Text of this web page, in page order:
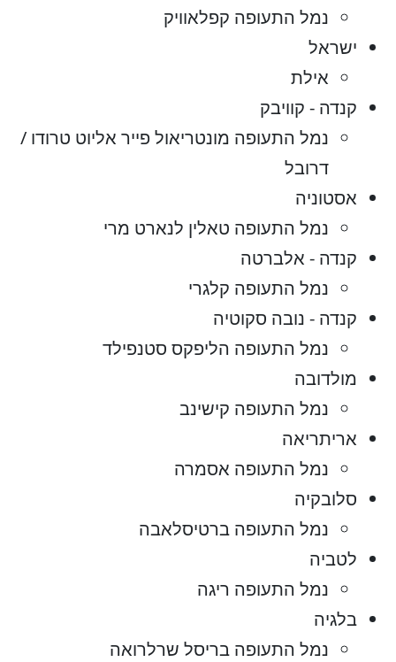
נמל התעופה קפלאוויק
ישראל
אילת
קנדה - קוויבק
נמל התעופה מונטריאול פייר אליוט טרודו /
דרובל
אסטוניה
נמל התעופה טאלין לנארט מרי
קנדה - אלברטה
נמל התעופה קלגרי
קנדה - נובה סקוטיה
נמל התעופה הליפקס סטנפילד
מולדובה
נמל התעופה קישינב
אריתריאה
נמל התעופה אסמרה
סלובקיה
נמל התעופה ברטיסלאבה
לטביה
נמל התעופה ריגה
בלגיה
נמל התעופה בריסל שרלרואה